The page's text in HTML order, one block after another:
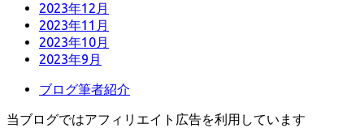
2023年12月
2023年11月
2023年10月
2023年9月
ブログ筆者紹介
当ブログではアフィリエイト広告を利用しています